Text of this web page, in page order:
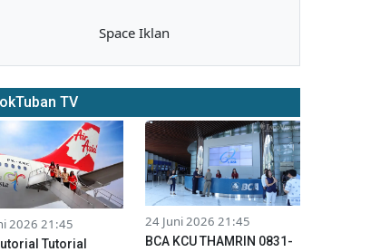
Space Iklan
TV
2026 21:45
Tutorial
24 Juni 2026 21:45
BCA KCU THAMRIN 0831-